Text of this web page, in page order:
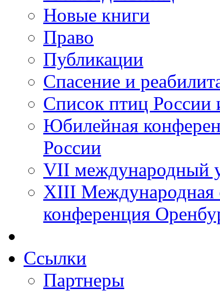
Новые книги
Право
Публикации
Спасение и
Список птиц России
Юбилейная
России
VII международный
XIII Международная
конференция
Ссылки
Партнеры